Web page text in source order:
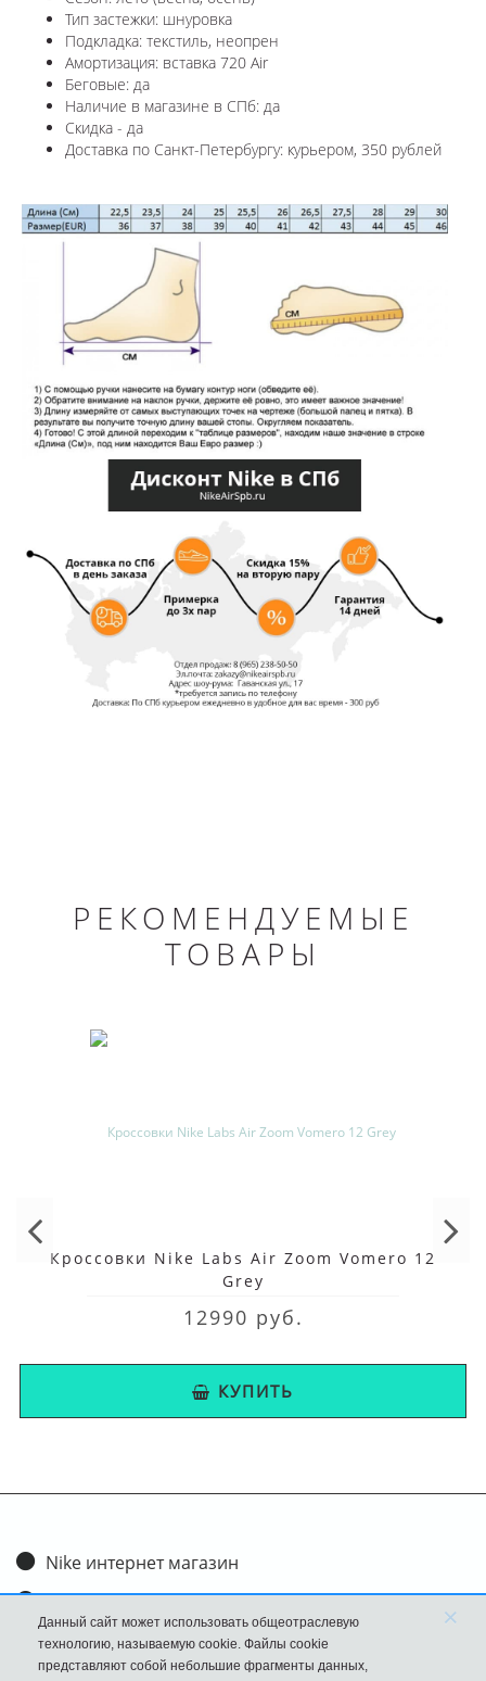
Тип застежки: шнуровка
Подкладка: текстиль, неопрен
Амортизация: вставка 720 Air
Беговые: да
Наличие в магазине в СПб: да
Скидка - да
Доставка по Санкт-Петербургу: курьером, 350 рублей
РЕКОМЕНДУЕМЫЕ
ТОВАРЫ
Кроссовки Nike Labs Air Zoom Vomero 12
Grey
12990 руб.
КУПИТЬ
Nike интернет магазин
Доставка и оплата
Обмен и возврат
Данный сайт может использовать общеотраслевую
технологию, называемую cookie. Файлы cookie
представляют собой небольшие фрагменты данных,
×